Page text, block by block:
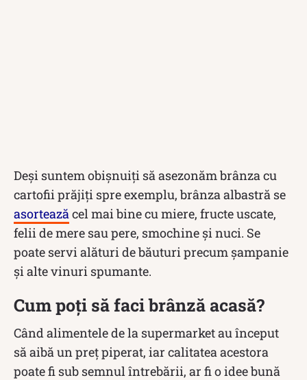
Deși suntem obișnuiți să asezonăm brânza cu
cartofii prăjiți spre exemplu, brânza albastră se
asorteazăcel mai bine cu miere, fructe uscate,
felii de mere sau pere, smochine și nuci. Se
poate servi alături de băuturi precum șampanie
și alte vinuri spumante.
Cum poți să faci brânză acasă?
Când alimentele de la supermarket au început
să aibă un preț piperat, iar calitatea acestora
poate fi sub semnul întrebării, ar fi o idee bună